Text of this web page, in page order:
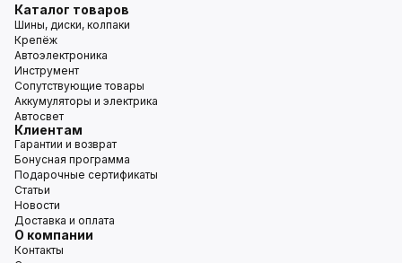
Каталог товаров
Шины, диски, колпаки
Крепёж
Автоэлектроника
Инструмент
Сопутствующие товары
Аккумуляторы и электрика
Автосвет
Клиентам
Гарантии и возврат
Бонусная программа
Подарочные сертификаты
Статьи
Новости
Доставка и оплата
О компании
Контакты